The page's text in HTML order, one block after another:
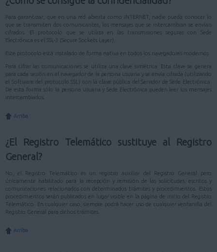
Para garantizar, que en una red abierta como INTERNET, nadie pueda conocer lo
que se transmiten dos comunicantes, los mensajes que se intercambian se envían
cifrados. El protocolo que se utiliza en las transmisiones seguras con Sede
Electrónica es el SSL-3 (Secure Sockets Layer).
Este protocolo está instalado de forma nativa en todos los navegadores modernos.
Para cifrar las comunicaciones se utiliza una clave simétrica. Esta clave se genera
para cada sesión en el navegador de la persona usuaria y se envía cifrada (utilizando
el Software del protocolo SSL) con la clave pública del Servidor de Sede Electrónica.
De esta forma sólo la persona usuaria y Sede Electrónica pueden leer los mensajes
intercambiados.
Arriba
¿El Registro Telemático sustituye al Registro
General?
No, el Registro Telemático es un registro auxiliar del Registro General pero
únicamente habilitado para la recepción y remisión de las solicitudes, escritos y
comunicaciones relacionados con determinados trámites y procedimientos. Estos
procedimientos serán publicados en lugar visible en la página de inicio del Registro
Telemático. En cualquier caso, siempre podrá hacer uso de cualquier ventanilla del
Registro General para dichos trámites.
Arriba